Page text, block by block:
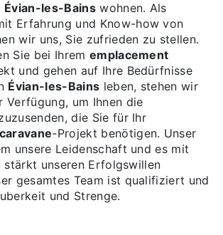
Évian-les-Bainswohnen. Als
Erfahrung und Know-how von
wir uns, Sie zufrieden zu stellen.
Sie bei Ihrem emplacement
und gehen auf Ihre Bedürfnisse
Évian-les-Bains leben, stehen wir
Verfügung, um Ihnen die
die Sie für Ihr
-Projekt benötigen. Unser
unsere Leidenschaft und es mit
stärkt unseren Erfolgswillen
gesamtes Team ist qualifiziert und
und Strenge.